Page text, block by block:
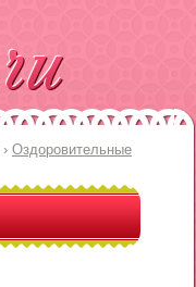
› Оздоровительные